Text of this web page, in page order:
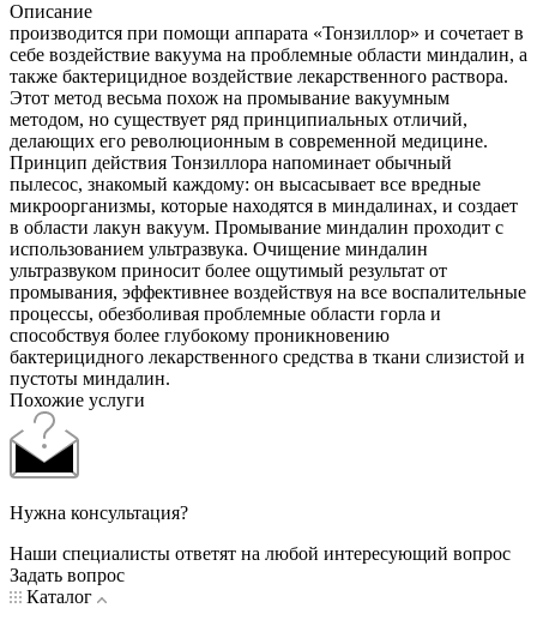
Описание
производится при помощи аппарата «Тонзиллор» и сочетает в
себе воздействие вакуума на проблемные области миндалин, а
также бактерицидное воздействие лекарственного раствора.
Этот метод весьма похож на промывание вакуумным
методом, но существует ряд принципиальных отличий,
делающих его революционным в современной медицине.
Принцип действия Тонзиллора напоминает обычный
пылесос, знакомый каждому: он высасывает все вредные
микроорганизмы, которые находятся в миндалинах, и создает
в области лакун вакуум. Промывание миндалин проходит с
использованием ультразвука. Очищение миндалин
ультразвуком приносит более ощутимый результат от
промывания, эффективнее воздействуя на все воспалительные
процессы, обезболивая проблемные области горла и
способствуя более глубокому проникновению
бактерицидного лекарственного средства в ткани слизистой и
пустоты миндалин.
Похожие услуги
Нужна консультация?
Наши специалисты ответят на любой интересующий вопрос
Задать вопрос
Каталог